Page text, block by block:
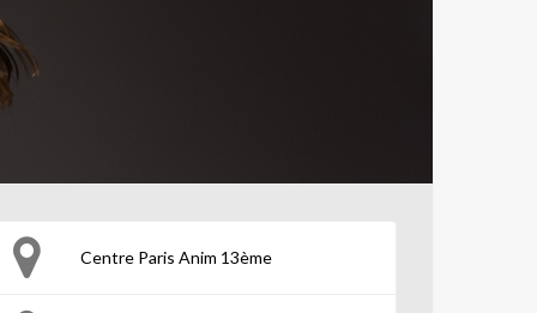
Centre Paris Anim 13ème